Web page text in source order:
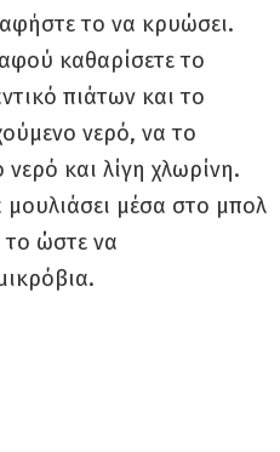
το να κρυώσει.
καθαρίσετε το
πιάτων και το
νερό, να το
και λίγη χλωρίνη.
μέσα στο μπολ
το ώστε να